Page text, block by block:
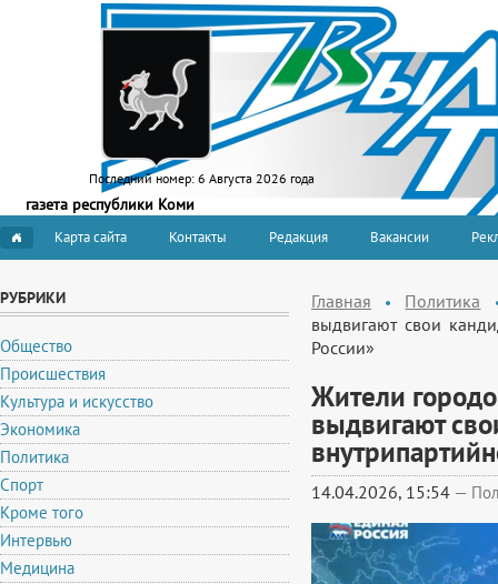
Последний номер: 6 Августа 2026 года
газета республики Коми
Карта сайта Контакты Редакция Вакансии
РУБРИКИ
Общество
Происшествия
Культура и искусство
Экономика
Политика
Спорт
Кроме того
Интервью
Медицина
Главная
Политика
выдвигают свои
России»
Жители
выдвигают
14.04.2026, 15:54 —